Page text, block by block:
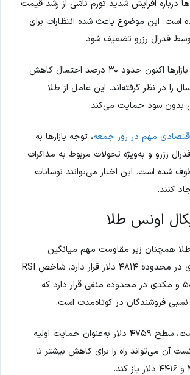
درباره افزایش شدید تورم ناشی از رشد قیمت
است. این موضوع باعث شده انتظارات برای
فدرال رزرو تضعیف شود.
بر اساس برآوردها، بازارها اکنون حدود ۳۰ درصد احتمال کاهش
را در نظر گرفته‌اند. این عامل از طلا
بدون سود حمایت می‌کند.
مهم در روز جمعه، توجه بازارها به
رزرو و به‌ویژه تحولات مربوط به مذاکرات
شده است. این اخبار می‌توانند نوسانات
کنند.
اونس طلا
طلا همچنان زیر مقاومت مهم میانگین
متحرک ۲۰۰ دوره‌ای در محدوده ۴۸۱۴ دلار قرار دارد. شاخص RSI
در نزدیکی سطح ۵۰ و مکدی در محدوده منفی قرار دارد که
نسبی فروشندگان در کوتاه‌مدت است.
در صورت افت قیمت، سطح ۴۷۵۹ دلار به‌عنوان حمایت اولیه
آن می‌تواند راه را برای کاهش بیشتر تا